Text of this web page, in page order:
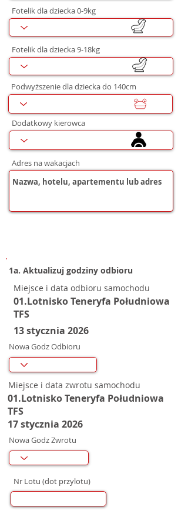
Fotelik dla dziecka 0-9kg
Fotelik dla dziecka 9-18kg
Podwyższenie dla dziecka do 140cm
Dodatkowy kierowca
Adres na wakacjach
1a. Aktualizuj godziny odbioru
Miejsce i data odbioru samochodu
01.Lotnisko Teneryfa Południowa
TFS
13 stycznia 2026
Nowa Godz Odbioru
Miejsce i data zwrotu samochodu
01.Lotnisko Teneryfa Południowa
TFS
17 stycznia 2026
Nowa Godz Zwrotu
Nr Lotu (dot przylotu)